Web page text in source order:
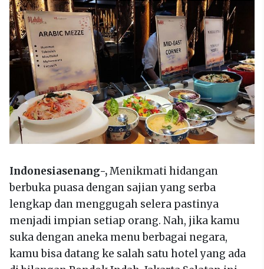
Indonesiasenang-,Menikmati hidangan
berbuka puasa dengan sajian yang serba
lengkap dan menggugah selera pastinya
menjadi impian setiap orang. Nah, jika kamu
suka dengan aneka menu berbagai negara,
kamu bisa datang ke salah satu hotel yang ada